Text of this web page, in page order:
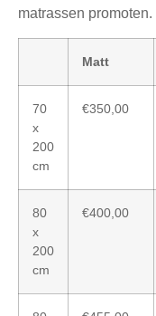
matrassen
Matt
70
x
200
cm
€350,00
80
x
200
cm
€400,00